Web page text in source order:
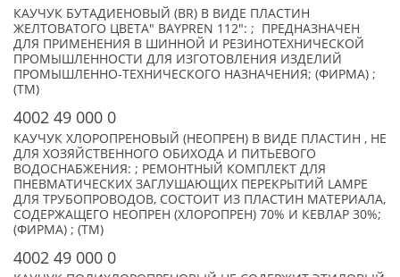
КАУЧУК БУТАДИЕНОВЫЙ (BR) В ВИДЕ ПЛАСТИН
ЖЕЛТОВАТОГО ЦВЕТА" BAYPREN 112": ; ПРЕДНАЗНАЧЕН
ДЛЯ ПРИМЕНЕНИЯ В ШИННОЙ И РЕЗИНОТЕХНИЧЕСКОЙ
ПРОМЫШЛЕННОСТИ ДЛЯ ИЗГОТОВЛЕНИЯ ИЗДЕЛИЙ
ПРОМЫШЛЕННО-ТЕХНИЧЕСКОГО НАЗНАЧЕНИЯ; (ФИРМА) ;
(TM)
4002 49 000 0
КАУЧУК ХЛОРОПРЕНОВЫЙ (НЕОПРЕН) В ВИДЕ ПЛАСТИН , НЕ
ДЛЯ ХОЗЯЙСТВЕННОГО ОБИХОДА И ПИТЬЕВОГО
ВОДОСНАБЖЕНИЯ: ; РЕМОНТНЫЙ КОМПЛЕКТ ДЛЯ
ПНЕВМАТИЧЕСКИХ ЗАГЛУШАЮЩИХ ПЕРЕКРЫТИЙ LAMPE
ДЛЯ ТРУБОПРОВОДОВ, СОСТОИТ ИЗ ПЛАСТИН МАТЕРИАЛА,
СОДЕРЖАЩЕГО НЕОПРЕН (ХЛОРОПРЕН) 70% И КЕВЛАР 30%;
(ФИРМА) ; (TM)
4002 49 000 0